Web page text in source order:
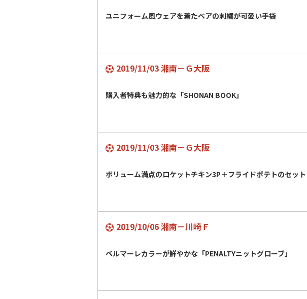
ユニフォーム風ウェアを着たベアの刺繍が可愛い手袋
2019/11/03 湘南－Ｇ大阪
購入者特典も魅力的な「SHONAN BOOK」
2019/11/03 湘南－Ｇ大阪
ボリューム満点のロケットチキン3P＋フライドポテトのセット
2019/10/06 湘南－川崎Ｆ
ベルマーレカラーが鮮やかな「PENALTYニットグローブ」